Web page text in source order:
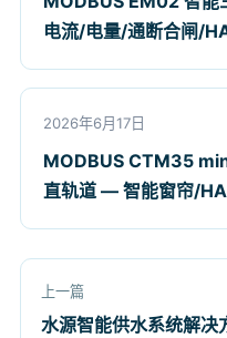
电流/电量/通断合闸/
2026年6月17日
MODBUS CTM35
直轨道 — 智能窗帘/HA
上一篇
水源智能供水系统解决